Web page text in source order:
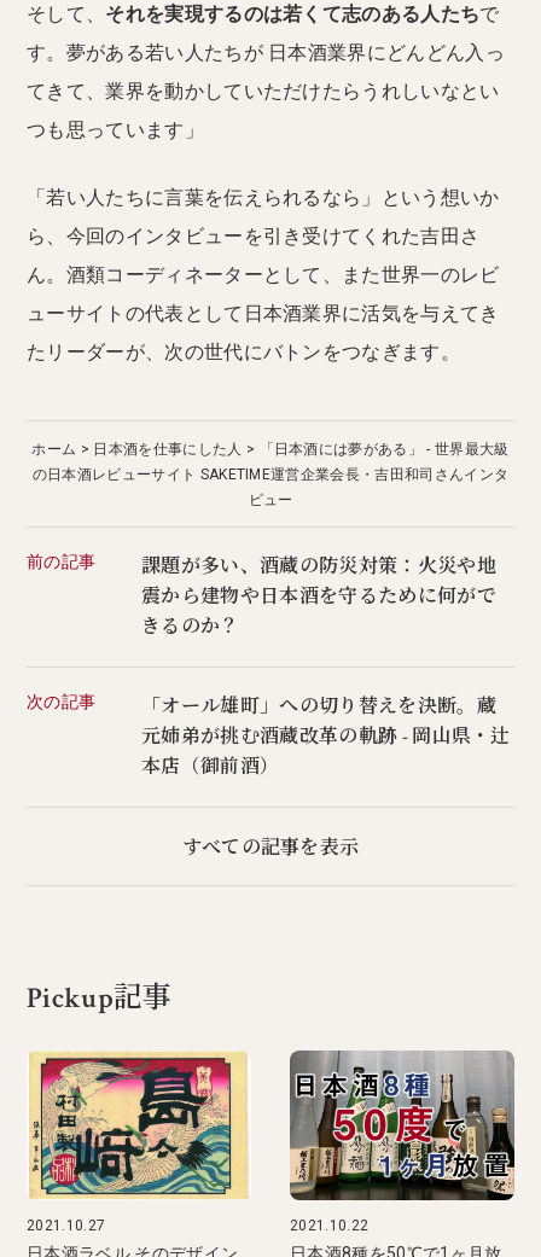
そして、 それを実現するのは若くて志のある人たちで
す。夢がある若い人たちが 日本酒業界にどんどん入っ
てきて、業界を動かしていただけたらうれしいなとい
つも思っています」
「若い人たちに言葉を伝えられるなら」という想いか
ら、今回のインタビューを引き受けてくれた吉田さ
ん。酒類コーディネーターとして、また世界一のレビ
ューサイトの代表として日本酒業界に活気を与えてき
たリーダーが、次の世代にバトンをつなぎます。
ホーム 日本酒を仕事にした人
「日本酒には夢がある」 - 世界最大級
の日本酒レビューサイト SAKETIME運営企業会長・吉田和司さんインタ
ビュー
前の記事
課題が多い、酒蔵の防災対策：火災や地
震から建物や日本酒を守るために何がで
きるのか？
次の記事
「オール雄町」への切り替えを決断。蔵
元姉弟が挑む酒蔵改革の軌跡 - 岡山県・辻
本店（御前酒）
すべての記事を表示
Pickup記事
2021.10.27 2021.10.22